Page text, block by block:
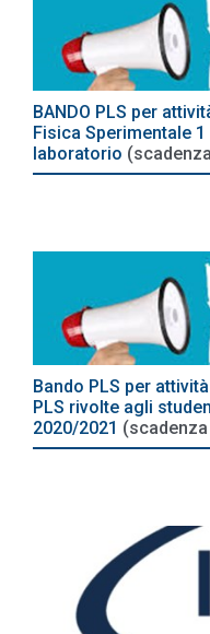
BANDO PLS per
Fisica Sperimentale
laboratorio
Bando PLS per
PLS rivolte agli
2020/2021